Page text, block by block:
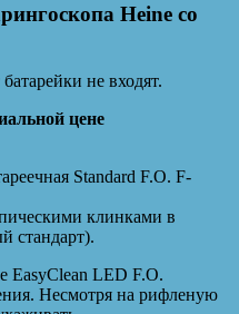
Heine со
не входят.
цене
Standard F.O. F-
клинками в
стандарт).
EasyClean LED F.O.
Несмотря на рифленую